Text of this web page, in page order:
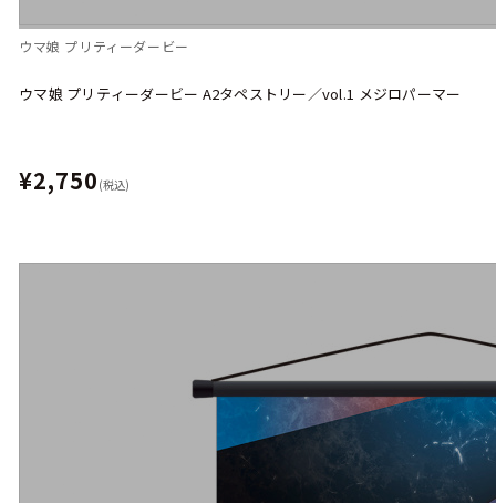
ウマ娘 プリティーダービー
ウマ娘 プリティーダービー A2タペストリー／vol.1 メジロパーマー
¥2,750 (税込)